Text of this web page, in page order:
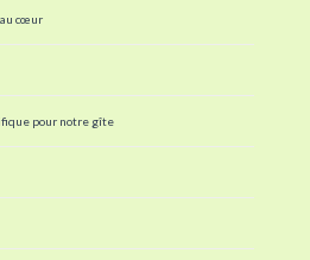
cœur
pour notre gîte